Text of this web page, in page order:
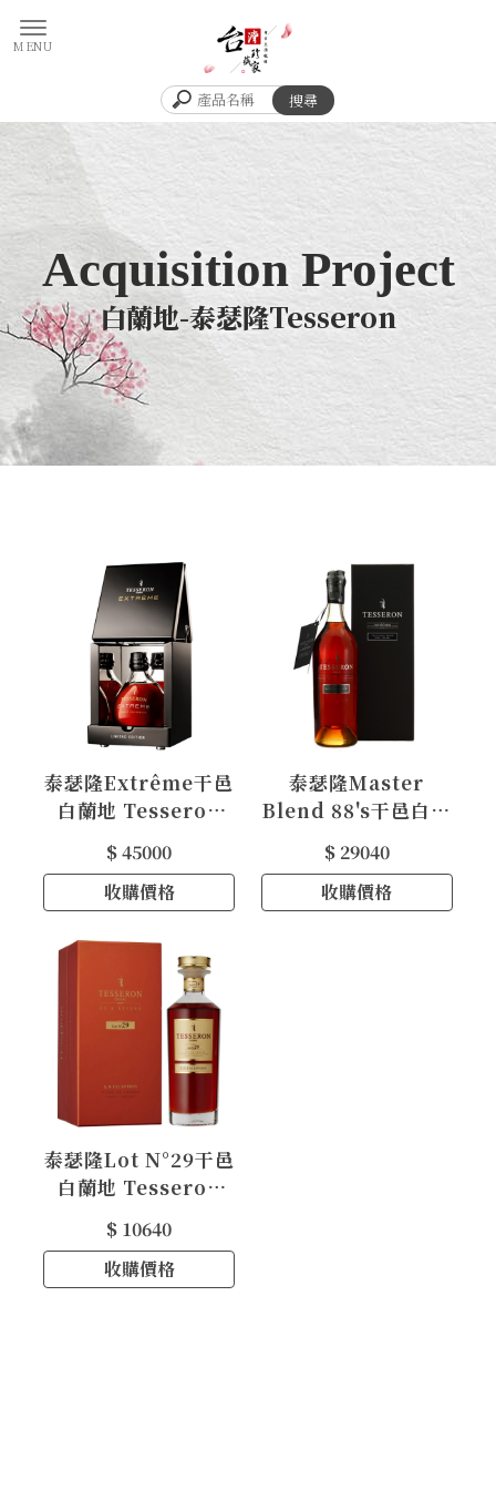
白蘭地-泰瑟隆Tesseron
泰瑟隆Extrême干邑
白蘭地 Tesseron
$ 45000
收購價格
泰瑟隆Master
Blend 88's干邑白蘭
Master Blend 88's
Cognac
$ 29040
收購價格
泰瑟隆Lot N°29干邑
白蘭地 Tesseron
Lot N°29 XO
Exception
Cognac
$ 10640
收購價格